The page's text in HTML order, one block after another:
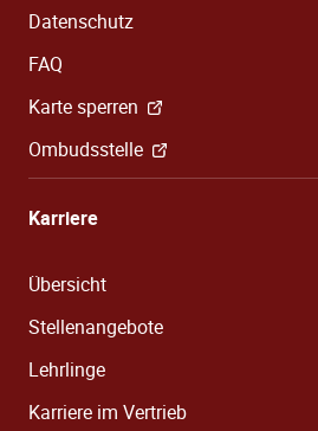
Datenschutz
FAQ
Karte sperren
Ombudsstelle
Karriere
Übersicht
Stellenangebote
Lehrlinge
Karriere im Vertrieb